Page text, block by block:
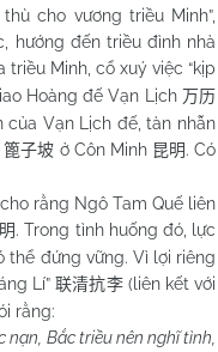
cho vương triều Minh”,
hướng đến triều đình nhà
triều Minh, cổ xuý việc “kịp
Hoàng đế Vạn Lịch 万历
Vạn Lịch đế, tàn nhẫn
篦子坡 ở Côn Minh 昆明 . Có
rằng Ngô Tam Quế liên
. Trong tình huống đó, lực
thể đứng vững. Vì lợi riêng
Lí”联清抗李(liên kết với
rằng:
Bắc triều nên nghĩ tình,